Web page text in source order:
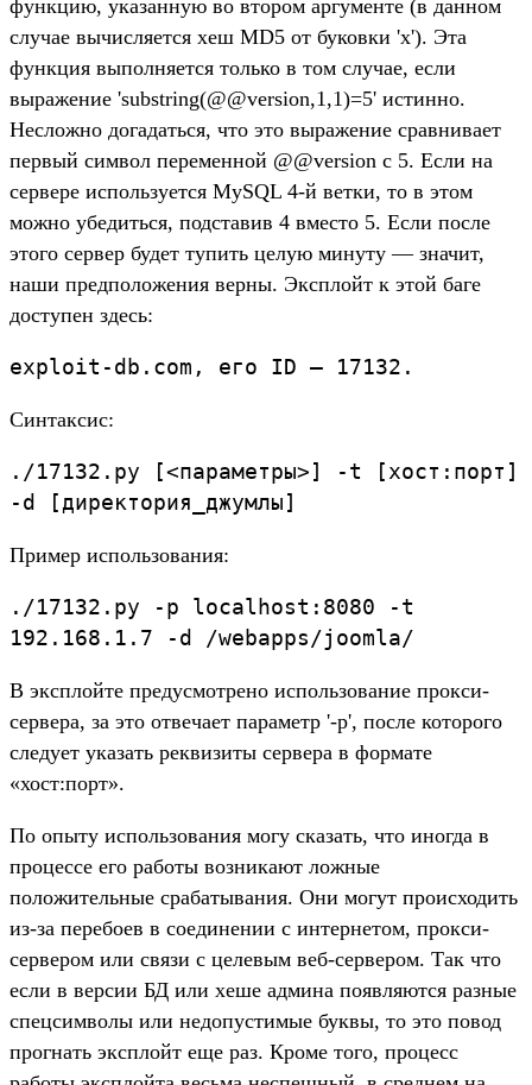
функцию, указанную во втором аргументе (в данном
случае вычисляется хеш MD5 от буковки 'x'). Эта
функция выполняется только в том случае, если
выражение 'substring(@@version,1,1)=5' истинно.
Несложно догадаться, что это выражение сравнивает
первый символ переменной @@version с 5. Если на
сервере используется MySQL 4-й ветки, то в этом
можно убедиться, подставив 4 вместо 5. Если после
этого сервер будет тупить целую минуту — значит,
наши предположения верны. Эксплойт к этой баге
доступен здесь:
exploit-db.com, его ID — 17132.
Синтаксис:
./17132.py [<параметры>] -t [хост:порт]
-d [директория_джумлы]
Пример использования:
./17132.py -p localhost:8080 -t
192.168.1.7 -d /webapps/joomla/
В эксплойте предусмотрено использование прокси-
сервера, за это отвечает параметр '-p', после которого
следует указать реквизиты сервера в формате
«хост:порт».
По опыту использования могу сказать, что иногда в
процессе его работы возникают ложные
положительные срабатывания. Они могут происходить
из-за перебоев в соединении с интернетом, прокси-
сервером или связи с целевым веб-сервером. Так что
если в версии БД или хеше админа появляются разные
спецсимволы или недопустимые буквы, то это повод
прогнать эксплойт ещe раз. Кроме того, процесс